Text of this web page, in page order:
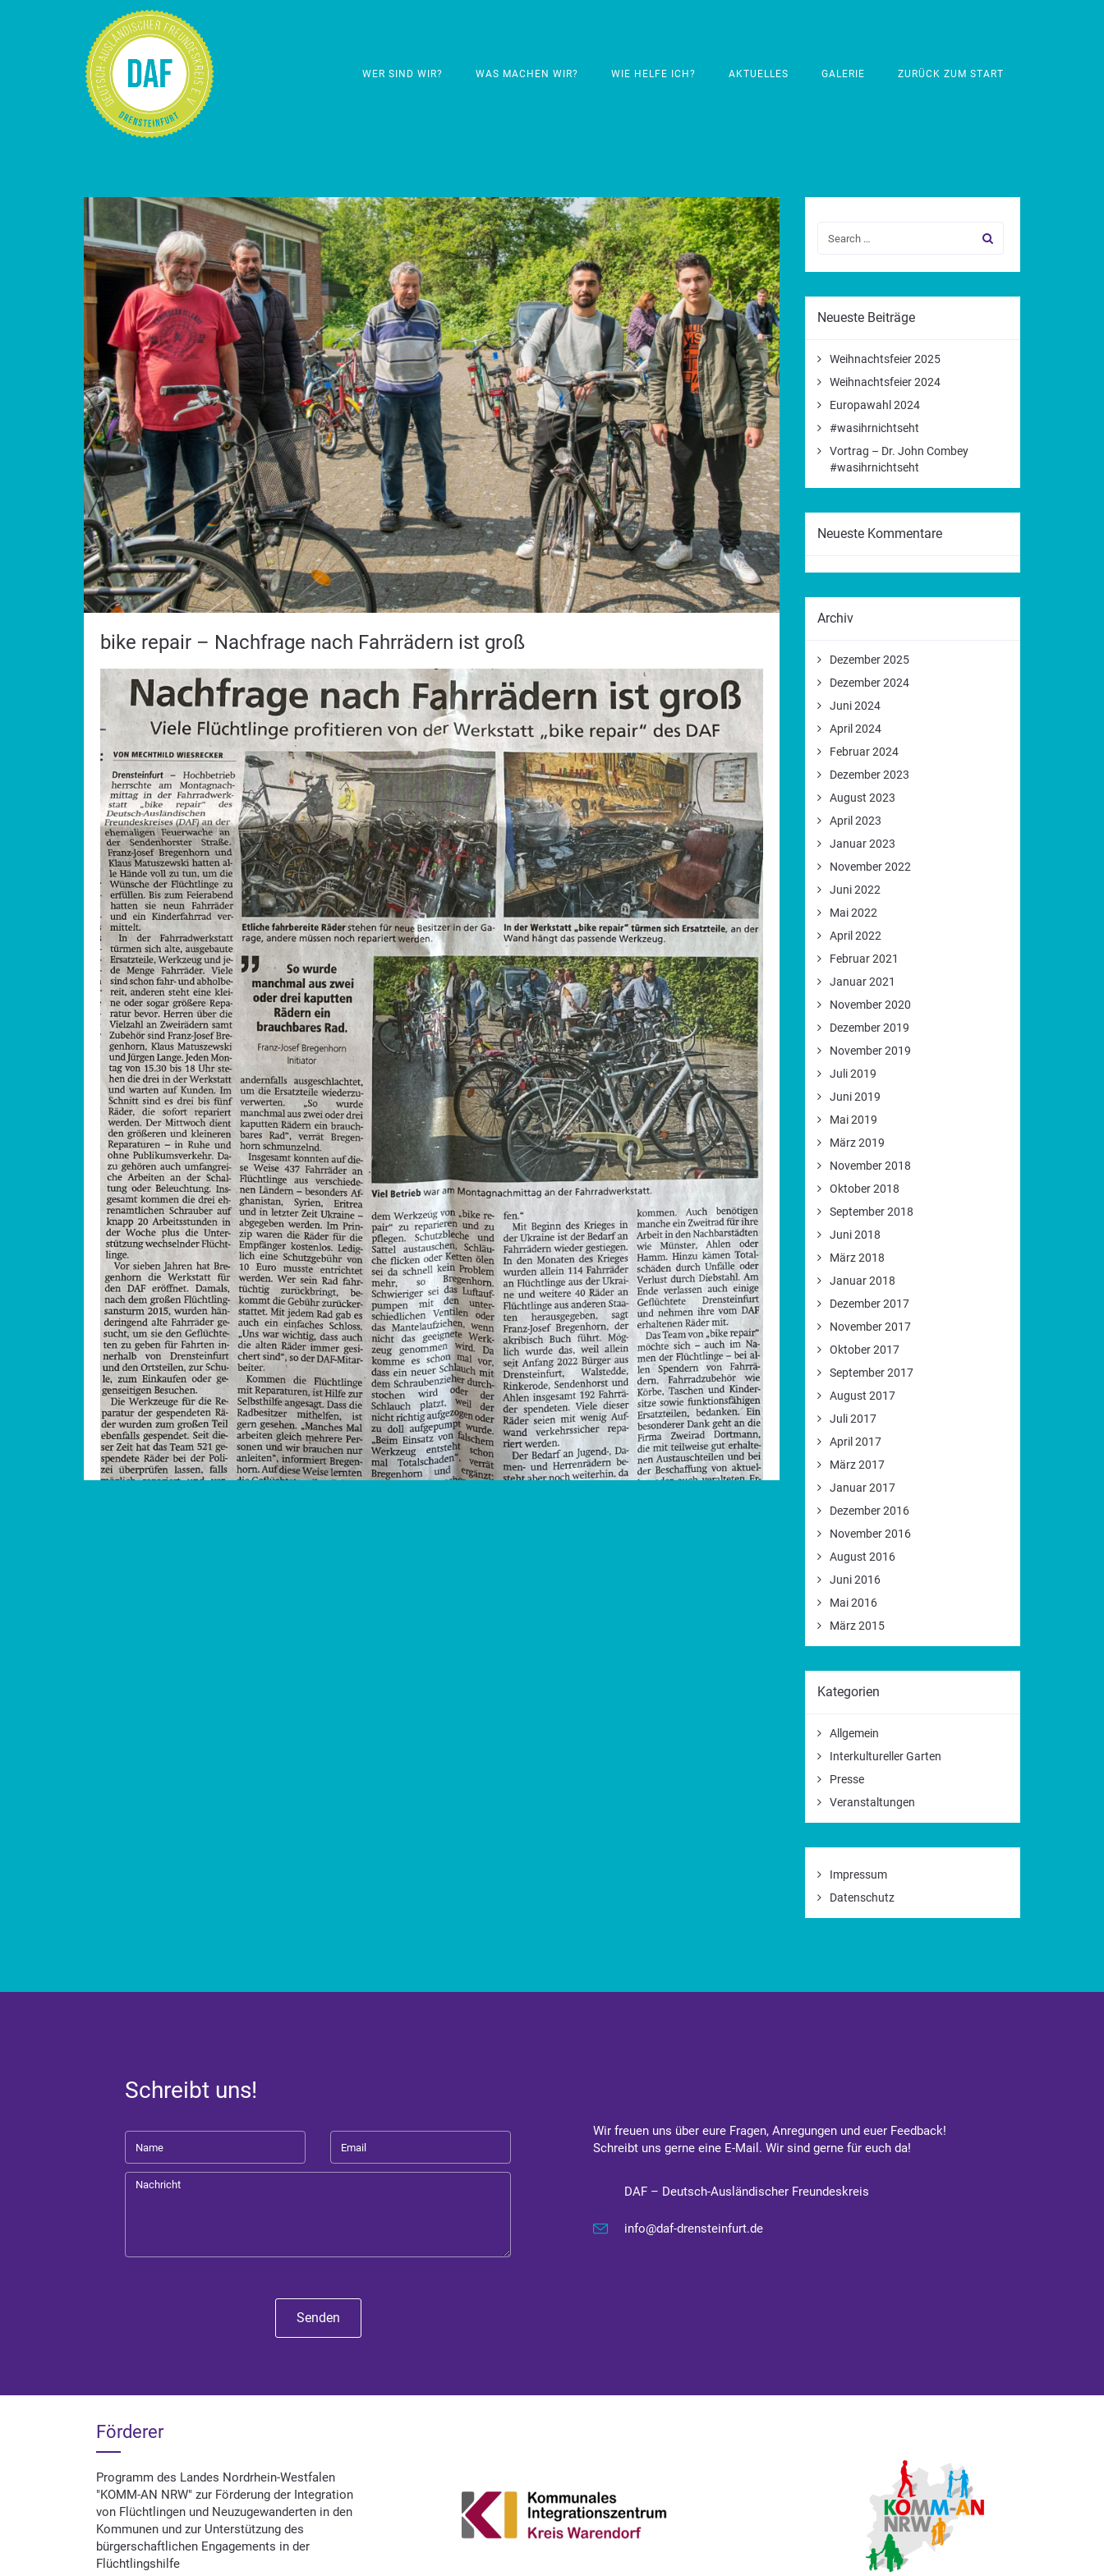
WER SIND WIR? WAS MACHEN WIR? WIE HELFE ICH? AKTUELLES GALERIE ZURÜCK ZUM START
bike repair – Nachfrage nach Fahrrädern ist groß
Neueste Beiträge
Weihnachtsfeier 2025
Weihnachtsfeier 2024
Europawahl 2024
#wasihrnichtseht
Vortrag – Dr. John Combey
#wasihrnichtseht
Neueste Kommentare
Archiv
Dezember 2025
Dezember 2024
Juni 2024
April 2024
Februar 2024
Dezember 2023
August 2023
April 2023
Januar 2023
November 2022
Juni 2022
Mai 2022
April 2022
Februar 2021
Januar 2021
November 2020
Dezember 2019
November 2019
Juli 2019
Juni 2019
Mai 2019
März 2019
November 2018
Oktober 2018
September 2018
Juni 2018
März 2018
Januar 2018
Dezember 2017
November 2017
Oktober 2017
September 2017
August 2017
Juli 2017
April 2017
März 2017
Januar 2017
Dezember 2016
November 2016
August 2016
Juni 2016
Mai 2016
März 2015
Kategorien
Allgemein
Interkultureller Garten
Presse
Veranstaltungen
Impressum
Datenschutz
Schreibt uns!
Senden
Wir freuen uns über eure Fragen, Anregungen und euer Feedback!
Schreibt uns gerne eine E-Mail. Wir sind gerne für euch da!
DAF – Deutsch-Ausländischer Freundeskreis
info@daf-drensteinfurt.de
Förderer
Programm des Landes Nordrhein-Westfalen
"KOMM-AN NRW" zur Förderung der Integration
von Flüchtlingen und Neuzugewanderten in den
Kommunen und zur Unterstützung des
bürgerschaftlichen Engagements in der
Flüchtlingshilfe